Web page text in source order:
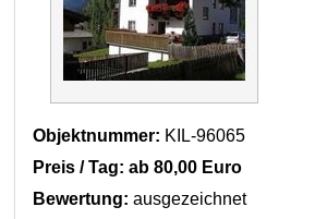
Objektnummer: KIL-96065
Preis / Tag: ab 80,00 Euro
Bewertung: ausgezeichnet